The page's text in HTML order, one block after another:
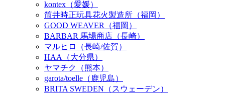
kontex（愛媛）
筒井時正玩具花火製造所（福岡）
GOOD WEAVER（福岡）
BARBAR 馬場商店（長崎）
マルヒロ（長崎/佐賀）
HAA（大分県）
ヤマチク（熊本）
garota/toelle（鹿児島）
BRITA SWEDEN（スウェーデン）